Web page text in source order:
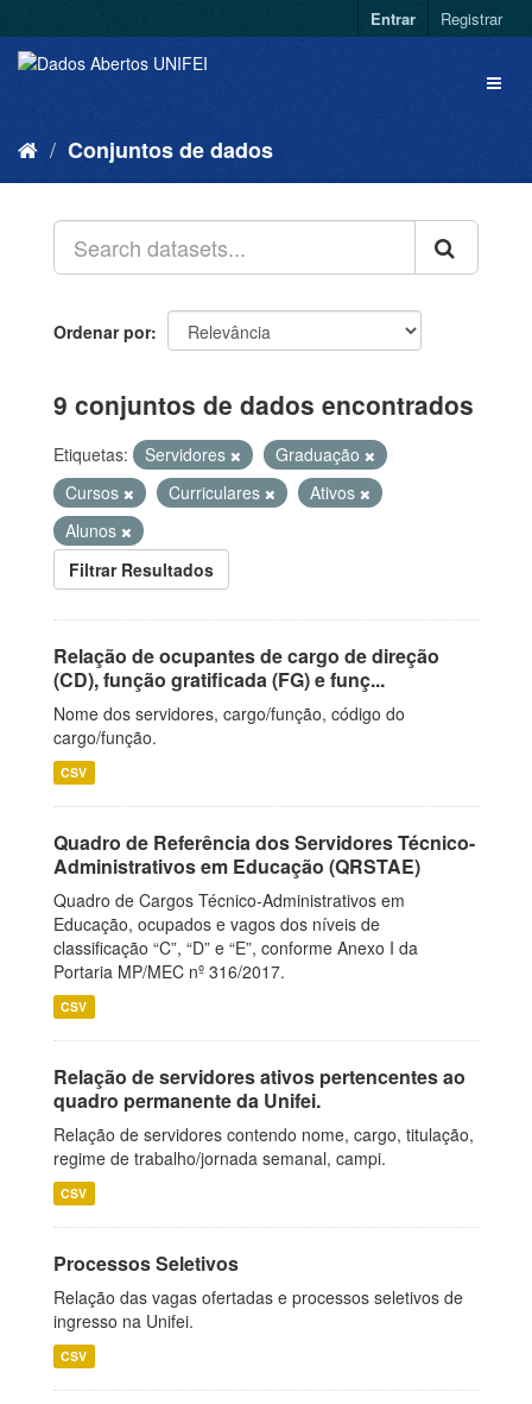
Entrar Registrar
Conjuntos de dados
Ordenar por
9 conjuntos de dados encontrados
Etiquetas: Servidores
Graduação
Cursos
Curriculares
Ativos
Alunos
Filtrar Resultados
Relação de ocupantes de cargo de direção
(CD), função gratificada (FG) e funç...
Nome dos servidores, cargo/função, código do
cargo/função.
CSV
Quadro de Referência dos Servidores Técnico-
Administrativos em Educação (QRSTAE)
Quadro de Cargos Técnico-Administrativos em
Educação, ocupados e vagos dos níveis de
classificação “C”, “D” e “E”, conforme Anexo I da
Portaria MP/MEC nº 316/2017.
CSV
Relação de servidores ativos pertencentes ao
quadro permanente da Unifei.
Relação de servidores contendo nome, cargo, titulação,
regime de trabalho/jornada semanal, campi.
CSV
Processos Seletivos
Relação das vagas ofertadas e processos seletivos de
ingresso na Unifei.
CSV